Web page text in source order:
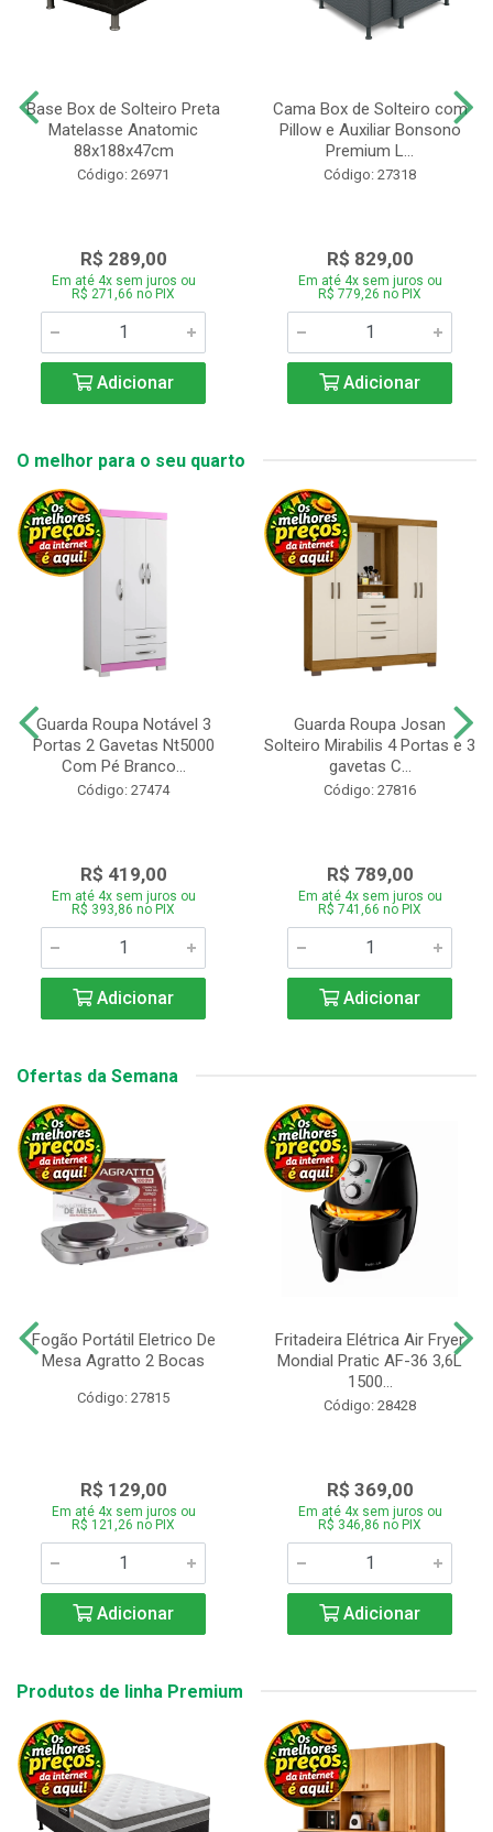
Base Box de Solteiro Preta
Matelasse Anatomic
88x188x47cm
Código: 26971
R$ 289,00
Em até 4x sem juros ou
R$ 271,66 no PIX
Adicionar
Cama Box de Solteiro com
Pillow e Auxiliar Bonsono
Premium L...
Código: 27318
R$ 829,00
Em até 4x sem juros ou
R$ 779,26 no PIX
Adicionar
O melhor para o seu quarto
Guarda Roupa Notável 3
Portas 2 Gavetas Nt5000
Com Pé Branco...
Código: 27474
R$ 419,00
Em até 4x sem juros ou
R$ 393,86 no PIX
Adicionar
Guarda Roupa Josan
Solteiro Mirabilis 4 Portas e 3
gavetas C...
Código: 27816
R$ 789,00
Em até 4x sem juros ou
R$ 741,66 no PIX
Adicionar
Ofertas da Semana
Fogão Portátil Eletrico De
Mesa Agratto 2 Bocas
Código: 27815
R$ 129,00
Em até 4x sem juros ou
R$ 121,26 no PIX
Adicionar
Fritadeira Elétrica Air Fryer
Mondial Pratic AF-36 3,6L
1500...
Código: 28428
R$ 369,00
Em até 4x sem juros ou
R$ 346,86 no PIX
Adicionar
Produtos de linha Premium